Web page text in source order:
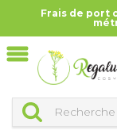
Frais de port
Accueil>Tous les